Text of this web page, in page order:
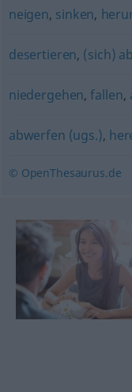
neigen, sinken,
desertieren, (sich)
niedergehen,fallen,
abwerfen (ugs.),
© OpenThesaurus.de